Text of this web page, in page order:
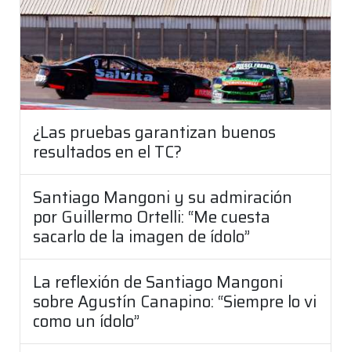
¿Las pruebas garantizan buenos
resultados en el TC?
Santiago Mangoni y su admiración
por Guillermo Ortelli: “Me cuesta
sacarlo de la imagen de ídolo”
La reflexión de Santiago Mangoni
sobre Agustín Canapino: “Siempre lo vi
como un ídolo”